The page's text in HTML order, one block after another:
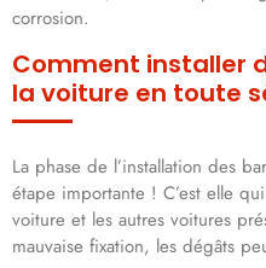
corrosion.
Comment installer
la voiture en toute
La phase de l’installation des
étape importante ! C’est elle
voiture et les autres voitures
mauvaise fixation, les dégâts